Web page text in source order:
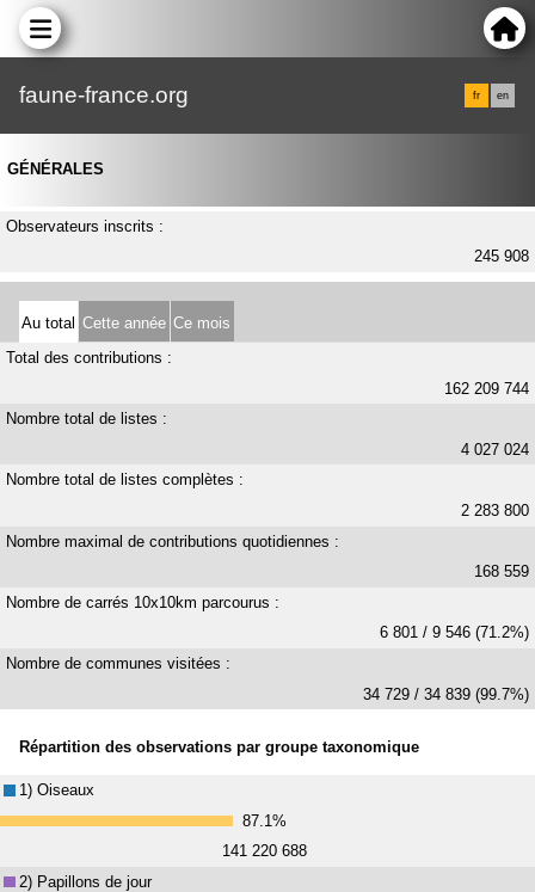
faune-france.org fr en
GÉNÉRALES
Observateurs inscrits :
245 908
Au total Cette année Ce mois
Total des contributions :
162 209 744
Nombre total de listes :
4 027 024
Nombre total de listes complètes :
2 283 800
Nombre maximal de contributions quotidiennes :
168 559
Nombre de carrés 10x10km parcourus :
6 801 / 9 546 (71.2%)
Nombre de communes visitées :
34 729 / 34 839 (99.7%)
Répartition des observations par groupe taxonomique
1) Oiseaux
87.1%
141 220 688
2) Papillons de jour